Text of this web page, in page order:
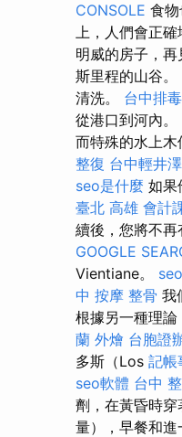
CONSOLE 食
上，人們會正
明威的房子，
斯里程的山谷
清洗。 台中排
從港口到河內。
而特殊的水上
整復 台中輕井
seo是什麼 如果
臺北 高雄 會計
續後，您將不再
GOOGLE
Vientiane。
中 按摩 整骨 我
根據另一種理論
蘭 外燴 台胞證
多斯（Los 記帳
seo軟體 台中
劑，在黃昏時
量），早餐和進